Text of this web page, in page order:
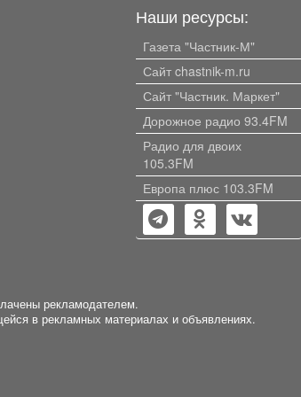
по своему
зимой чистят,
города (пять
ж.д.вокзала).
покупателю
собственник.
Наши ресурсы:
Газета "Частник-М"
Сайт chastnik-m.ru
Сайт "Частник. Маркет"
Дорожное радио 93.4FM
Радио для двоих
105.3FM
Европа плюс 103.3FM
рекламодателем.
в рекламных материалах и объявлениях.